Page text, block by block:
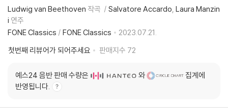
Ludwig van Beethoven 작곡 Salvatore Accardo Laura Manzin
i 연주
FONE Classics / FONE Classics
2023.07.21.
첫번째 리뷰어가 되어주세요
판매지수 72
예스24 음반 판매 수량은 와
집계에
반영됩니다.